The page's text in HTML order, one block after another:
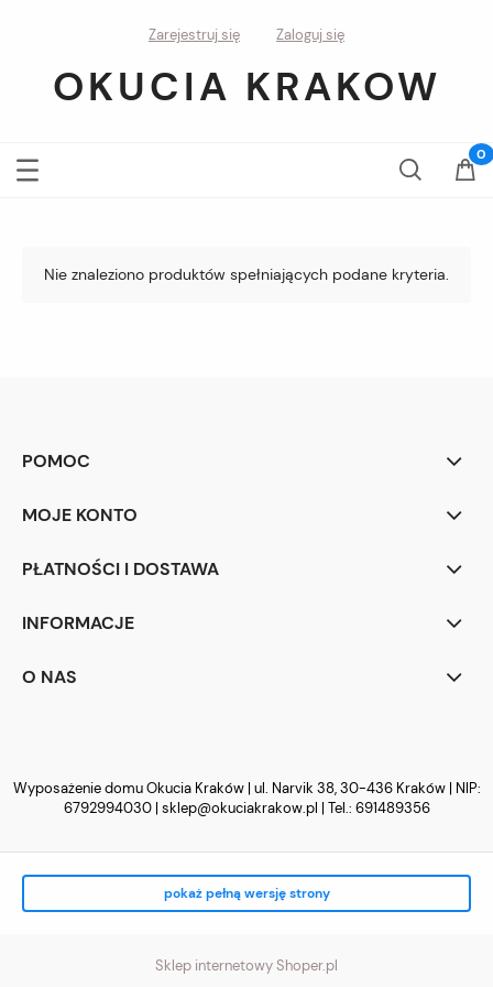
Zarejestruj się Zaloguj się
OKUCIA KRAKOW
Nie znaleziono produktów spełniających podane kryteria.
POMOC
MOJE KONTO
PŁATNOŚCI I DOSTAWA
INFORMACJE
O NAS
Wyposażenie domu Okucia Kraków | ul. Narvik 38, 30-436 Kraków | NIP:
6792994030 | sklep@okuciakrakow.pl | Tel.: 691489356
pokaż pełną wersję strony
Sklep internetowy Shoper.pl